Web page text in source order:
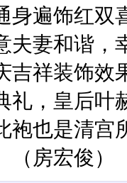
身遍饰红
夫妻和谐，
吉祥装饰效
礼，皇后叶
袍也是清宫
房宏俊）